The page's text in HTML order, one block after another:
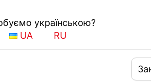
українською?
UA
RU
Получить скидку